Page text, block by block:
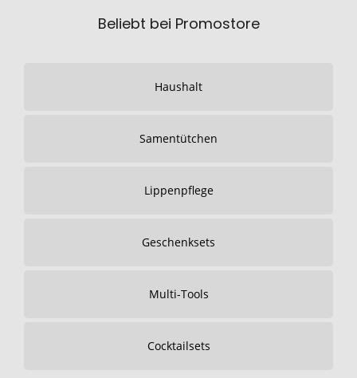
Beliebt bei Promostore
Haushalt
Samentütchen
Lippenpflege
Geschenksets
Multi-Tools
Cocktailsets